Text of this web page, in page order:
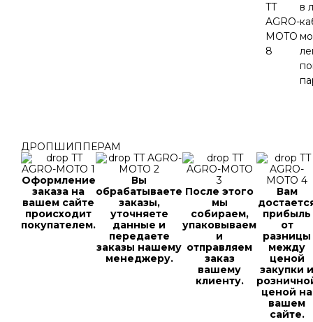
в
ДРОПШИППЕРАМ
Оформление
заказа на
вашем сайте
происходит
покупателем.
Вы
обрабатываете
заказы,
уточняете
данные и
передаете
заказы нашему
менеджеру.
После этого
мы
собираем,
упаковываем
и
отправляем
заказ
вашему
клиенту.
Вам
прибыль
от
разницы
между
ценой
закупки и
ценой на
вашем
сайте.